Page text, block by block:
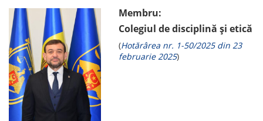
Membru:
Colegiul de disciplină și etică
(Hotărârea nr. 1-50/2025 din 23
februarie 2025)